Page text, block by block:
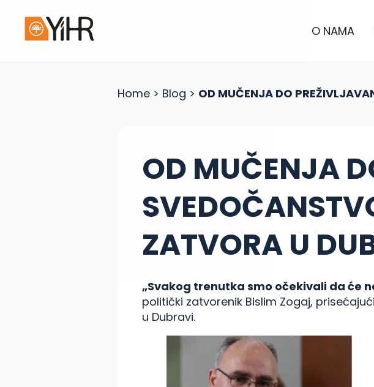
O NAMA
Home > Blog > OD MUČENJA DO
OD MUČENJA
ZATVORA U
„Svakog trenutka smo očekivali da će
politički zatvorenik Bislim Zogaj,
u Dubravi.